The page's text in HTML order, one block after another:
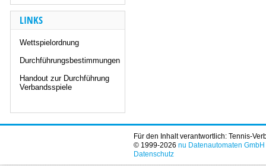
LINKS
Wettspielordnung
Durchführungsbestimmungen
Handout zur Durchführung
Verbandsspiele
Für den Inhalt verantwortlich: Tennis-
© 1999-2026 nu Datenautomaten
Datenschutz